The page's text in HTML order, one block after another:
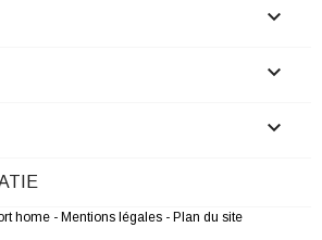



home - Mentions légales - Plan du site